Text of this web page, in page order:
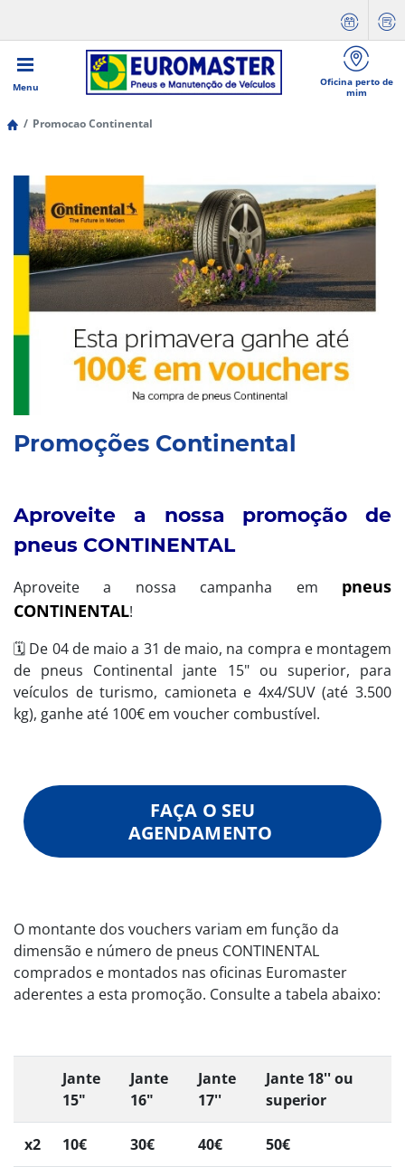
Menu
Oficina perto de
mim
Promocao Continental
Promoções Continental
Aproveite a nossa promoção de
pneus CONTINENTAL
Aproveite a nossa campanha em pneus
CONTINENTAL!
🗓️ De 04 de maio a 31 de maio, na compra e montagem
de pneus Continental jante 15" ou superior, para
veículos de turismo, camioneta e 4x4/SUV (até 3.500
kg), ganhe até 100€ em voucher combustível.
FAÇA O SEU
AGENDAMENTO
O montante dos vouchers variam em função da
dimensão e número de pneus CONTINENTAL
comprados e montados nas oficinas Euromaster
aderentes a esta promoção. Consulte a tabela abaixo:
Jante
15"
Jante
16"
Jante
17''
Jante 18'' ou
superior
x2 10€ 30€ 40€ 50€